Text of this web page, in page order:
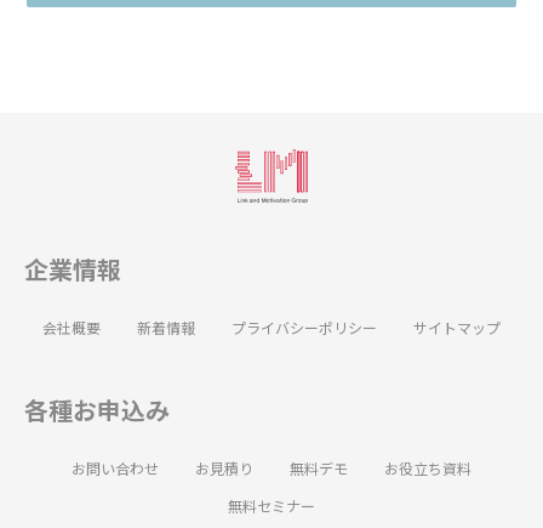
企業情報
会社概要 新着情報 プライバシーポリシー サイトマップ
各種お申込み
お問い合わせ お見積り 無料デモ
お役立ち資料
無料セミナー